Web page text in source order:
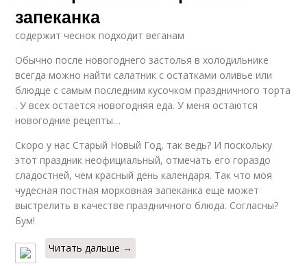
запеканка
содержит чеснок подходит веганам
Обычно после новогоднего застолья в холодильнике
всегда можно найти салатник с остатками оливье или
блюдце с самым последним кусочком праздничного торта
. У всех остается новогодняя еда. У меня остаются
новогодние рецепты…
Скоро у нас Старый Новый Год, так ведь? И поскольку
этот праздник неофициальный, отмечать его гораздо
сладостней, чем красный день календаря. Так что моя
чудесная постная морковная запеканка еще может
выстрелить в качестве праздничного блюда. Согласны?
Бум!
Читать дальше →